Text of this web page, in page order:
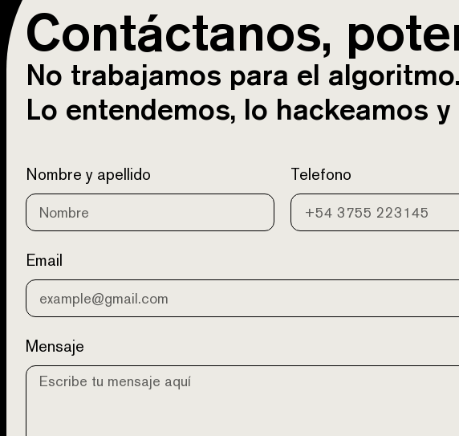
Contáctanos,
No trabajamos para el
Lo entendemos, lo hackeamos
Nombre y apellido Telefono
Email
Mensaje